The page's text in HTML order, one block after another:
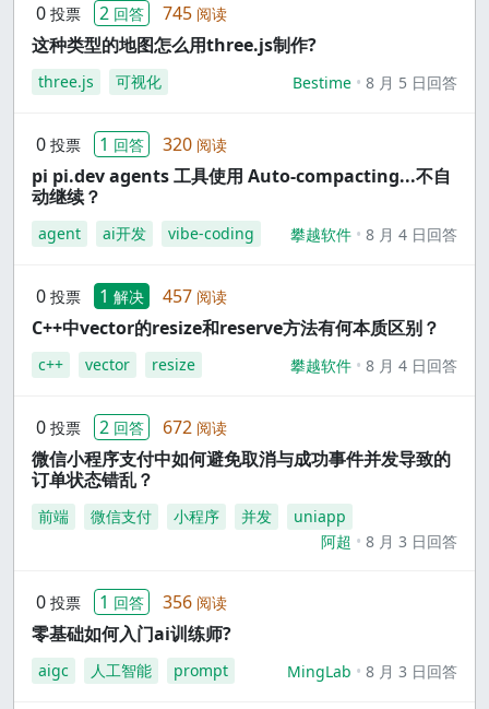
0 投票 2 回答 745 阅读
这种类型的地图怎么用three.js制作?
three.js 可视化 Bestime 8 月 5 日回答
0 投票 1 回答 320 阅读
pi pi.dev agents 工具使用 Auto-compacting...不自
动继续？
agent ai开发 vibe-coding 攀越软件 8 月 4 日回答
0 投票 1 解决 457 阅读
C++中vector的resize和reserve方法有何本质区别？
c++ vector resize 攀越软件 8 月 4 日回答
0 投票 2 回答 672 阅读
微信小程序支付中如何避免取消与成功事件并发导致的
订单状态错乱？
前端 微信支付 小程序 并发
uniapp
阿超
8 月 3 日回答
0 投票 1 回答 356 阅读
零基础如何入门ai训练师?
aigc 人工智能 prompt MingLab 8 月 3 日回答